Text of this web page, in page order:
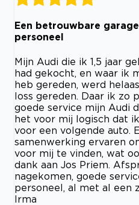
Een betrouwbare
personeel
Mijn Audi die ik 1,5 jaar
had gekocht, en waar ik
heb gereden, werd
loss gereden. Daar ik zo
goede service mijn Audi
het voor mij logisch dat
voor een volgende auto.
samenwerking ervaren
voor mij te vinden, wat
dank aan Jos Priem.
nagekomen, goede
personeel, al met al een
Irma